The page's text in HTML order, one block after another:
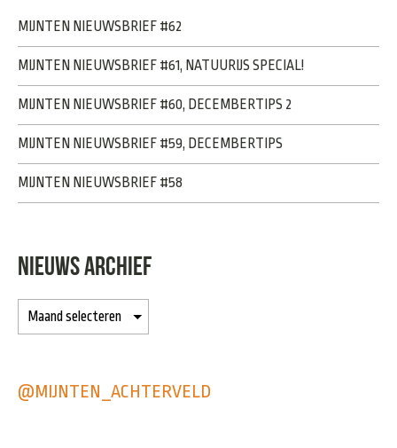
MIJNTEN NIEUWSBRIEF #62
MIJNTEN NIEUWSBRIEF #61, NATUURIJS SPECIAL!
MIJNTEN NIEUWSBRIEF #60, DECEMBERTIPS 2
MIJNTEN NIEUWSBRIEF #59, DECEMBERTIPS
MIJNTEN NIEUWSBRIEF #58
NIEUWS ARCHIEF
@MIJNTEN_ACHTERVELD